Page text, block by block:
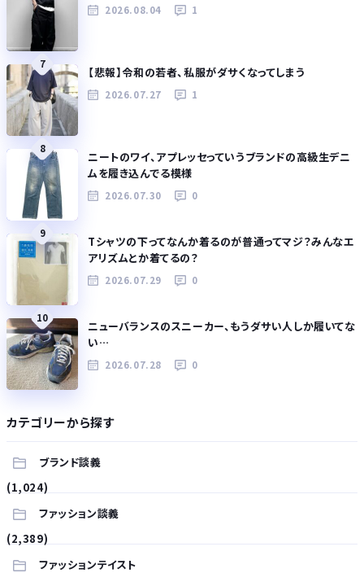
2026.08.04 1
7
【悲報】令和の若者、私服がダサくなってしまう
2026.07.27 1
8
ニートのワイ、アプレッセっていうブランドの高級生デニ
ムを履き込んでる模様
2026.07.30 0
9
Tシャツの下ってなんか着るのが普通ってマジ？みんなエ
アリズムとか着てるの？
2026.07.29 0
10
ニューバランスのスニーカー、もうダサい人しか履いてな
い…
2026.07.28 0
カテゴリーから探す
ブランド談義
(1,024)
ファッション談義
(2,389)
ファッションテイスト